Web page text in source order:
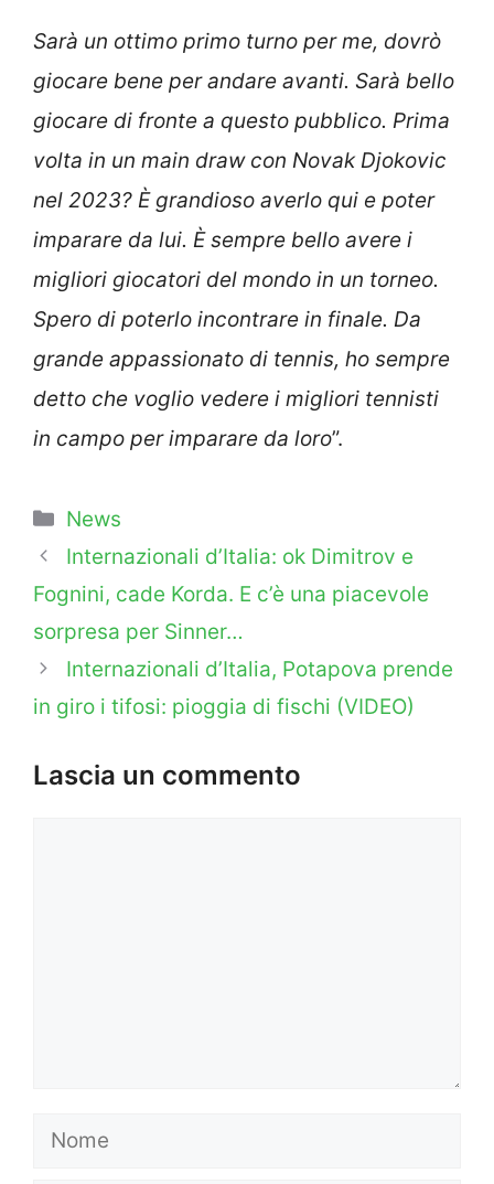
Sarà un ottimo primo turno per me, dovrò
giocare bene per andare avanti. Sarà bello
giocare di fronte a questo pubblico. Prima
volta in un main draw con Novak Djokovic
nel 2023? È grandioso averlo qui e poter
imparare da lui. È sempre bello avere i
migliori giocatori del mondo in un torneo.
Spero di poterlo incontrare in finale. Da
grande appassionato di tennis, ho sempre
detto che voglio vedere i migliori tennisti
in campo per imparare da loro”.
Categorie
News
Internazionali d’Italia: ok Dimitrov e
Fognini, cade Korda. E c’è una piacevole
sorpresa per Sinner…
Internazionali d’Italia, Potapova prende
in giro i tifosi: pioggia di fischi (VIDEO)
Lascia un commento
Nome